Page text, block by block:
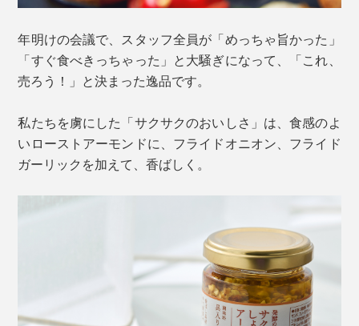
年明けの会議で、スタッフ全員が「めっちゃ旨かった」
「すぐ食べきっちゃった」と大騒ぎになって、「これ、
売ろう！」と決まった逸品です。
私たちを虜にした「サクサクのおいしさ」は、食感のよ
いローストアーモンドに、フライドオニオン、フライド
ガーリックを加えて、香ばしく。